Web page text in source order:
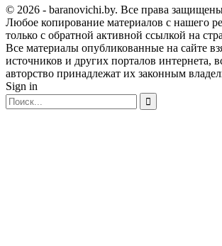
© 2026 - baranovichi.by. Все права
Любое копирование материалов с нашего
только с обратной активной ссылкой на
Все материалы опубликованные на сайте
источников и других порталов интернета,
авторство принадлежат их законным
Sign in